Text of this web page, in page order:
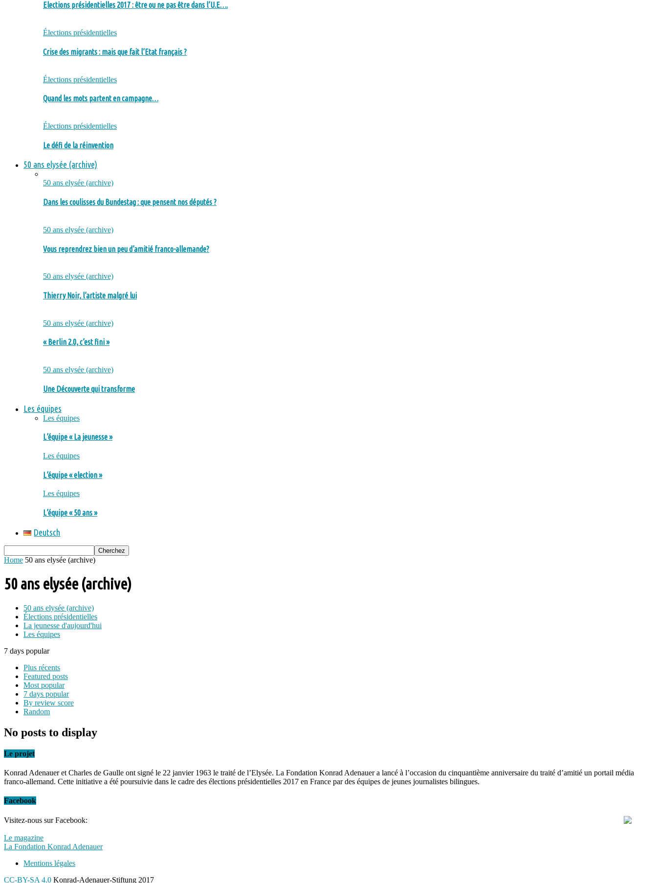
Elections présidentielles 2017 : être ou ne pas être dans l’U.E….
Élections présidentielles
Crise des migrants : mais que fait l’Etat français ?
Élections présidentielles
Quand les mots partent en campagne…
Élections présidentielles
Le défi de la réinvention
50 ans elysée (archive)
50 ans elysée (archive)
Dans les coulisses du Bundestag : que pensent nos députés ?
50 ans elysée (archive)
Vous reprendrez bien un peu d’amitié franco-allemande?
50 ans elysée (archive)
Thierry Noir, l’artiste malgré lui
50 ans elysée (archive)
« Berlin 2.0, c’est fini »
50 ans elysée (archive)
Une Découverte qui transforme
Les équipes
Les équipes
L’équipe « La jeunesse »
Les équipes
L’équipe « election »
Les équipes
L’équipe « 50 ans »
Deutsch
Home 50 ans elysée (archive)
50 ans elysée (archive)
50 ans elysée (archive)
Élections présidentielles
La jeunesse d'aujourd'hui
Les équipes
7 days popular
Plus récents
Featured posts
Most popular
7 days popular
By review score
Random
No posts to display
Le projet
Konrad Adenauer et Charles de Gaulle ont signé le 22 janvier 1963 le traité de l’Elysée. La Fondation Konrad Adenauer a lancé à l’occasion du cinquantième anniversaire du traité d’amitié un portail média
franco-allemand. Cette initiative a été poursuivie dans le cadre des élections présidentielles 2017 en France par des équipes de jeunes journalistes bilingues.
Facebook
Visitez-nous sur Facebook:
Le magazine
La Fondation Konrad Adenauer
Mentions légales
CC-BY-SA 4.0 Konrad-Adenauer-Stiftung 2017